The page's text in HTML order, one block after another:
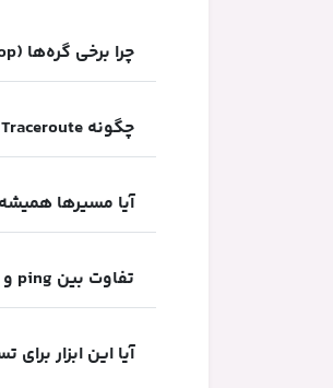
چرا برخی گره‌ها (hop) در خروجی با * نمایش داده می‌شوند؟
چگونه Traceroute به عیب‌یابی شبکه کمک می‌کند؟
آیا مسیرها
تفاوت بین ping و traceroute چیست؟
آیا این ابزار